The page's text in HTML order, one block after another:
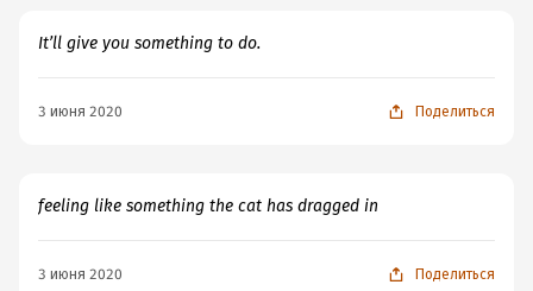
It’ll give you something to do.
3 июня 2020 Поделиться
feeling like something the cat has dragged in
3 июня 2020 Поделиться